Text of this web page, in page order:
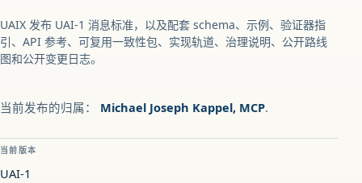
UAIX 发布 UAI-1 消息标准，以及配套 schema、示例、验证器指
引、API 参考、可复用一致性包、实现轨道、治理说明、公开路线
图和公开变更日志。
当前发布的归属： Michael Joseph Kappel, MCP.
当前版本
UAI-1